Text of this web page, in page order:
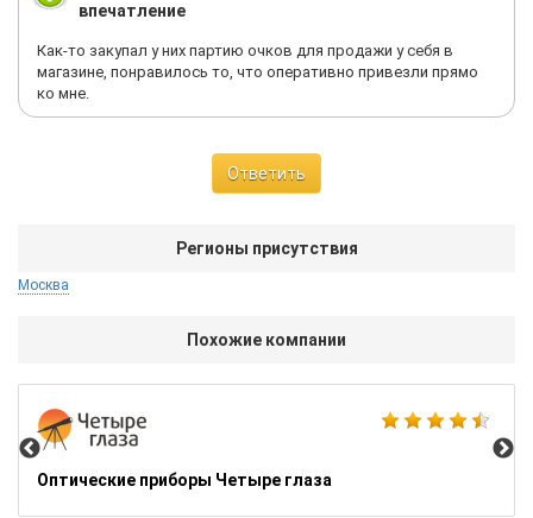
впечатление
Как-то закупал у них партию очков для продажи у себя в
магазине, понравилось то, что оперативно привезли прямо
ко мне.
Ответить
Регионы присутствия
Москва
Похожие компании
Оптические приборы Четыре глаза